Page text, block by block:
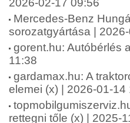
2026-02-17 09:56
Mercedes-Benz
sorozatgyártása |
gorent.hu: Autóbérlés
11:38
gardamax.hu: A
elemei (x) | 2026-01-14
rettegni tőle (x) | 2025-